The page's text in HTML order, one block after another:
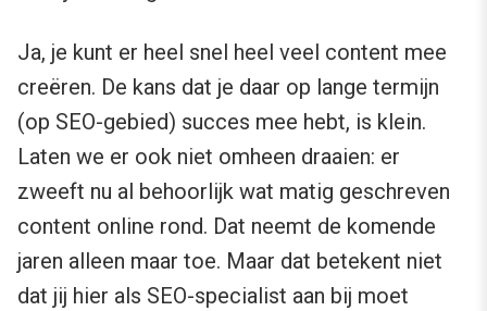
Ja, je kunt er heel snel heel veel content mee
creëren. De kans dat je daar op lange termijn
(op SEO-gebied) succes mee hebt, is klein.
Laten we er ook niet omheen draaien: er
zweeft nu al behoorlijk wat matig geschreven
content online rond. Dat neemt de komende
jaren alleen maar toe. Maar dat betekent niet
dat jij hier als SEO-specialist aan bij moet